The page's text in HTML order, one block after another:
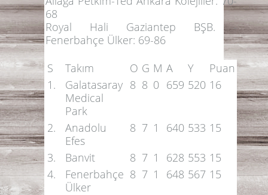
68
Royal Hali Gaziantep BŞB. -
Fenerbahçe Ülker: 69-86
S
Takım O G M A Y
Puan
1.
Galatasaray
Medical
Park
8 8 0 659 520 16
2.
Anadolu
Efes
8 7 1 640 533 15
3. Banvit 8 7 1 628 553 15
4.
Fenerbahçe
Ülker
8 7 1 648 567 15